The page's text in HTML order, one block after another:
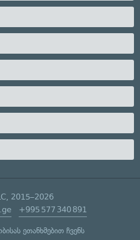
2015–2026
+995 577 340 891
ეთანხმებით ჩვენს